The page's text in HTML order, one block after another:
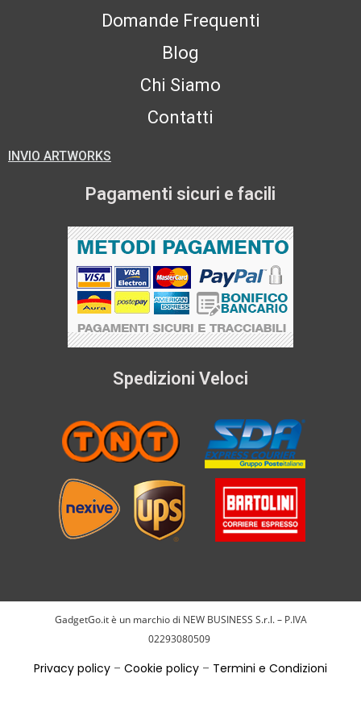
Domande Frequenti
Blog
Chi Siamo
Contatti
INVIO ARTWORKS
Pagamenti sicuri e facili
Spedizioni Veloci
GadgetGo.it è un marchio di NEW BUSINESS S.r.l. – P.IVA
02293080509
Privacy policy – Cookie policy – Termini e Condizioni